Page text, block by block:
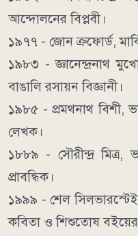
আন্দোলনের বিপ্লবী।
১৯৭৭ - জোন ক্রফোর্ড,
১৯৮৩ - জ্ঞানেন্দ্রনাথ
বাঙালি রসায়ন বিজ্ঞানী।
১৯৮৫ - প্রমথনাথ বিশী,
লেখক।
১৮৮৯ - সৌরীন্দ্র মিত্র,
প্রাবন্ধিক।
১৯৯৯ - শেল
কবিতা ও শিশুতোষ বইয়ের